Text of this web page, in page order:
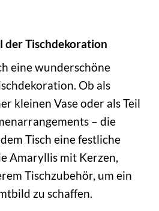
der Tischdekoration
eine wunderschöne
Ob als
kleinen Vase oder als Teil
– die
Tisch eine festliche
Amaryllis mit Kerzen,
Tischzubehör, um ein
zu schaffen.